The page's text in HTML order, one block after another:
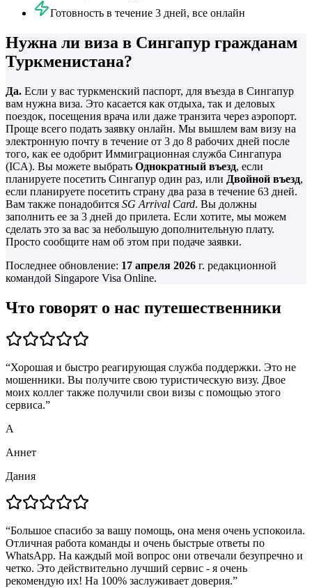
Готовность в течение 3 дней, все онлайн
Нужна ли виза в Сингапур гражданам
Туркменистана?
Да. Если у вас туркменский паспорт, для въезда в Сингапур
вам нужна виза. Это касается как отдыха, так и деловых
поездок, посещения врача или даже транзита через аэропорт.
Проще всего подать заявку онлайн. Мы вышлем вам визу на
электронную почту в течение от 3 до 8 рабочих дней после
того, как ее одобрит Иммиграционная служба Сингапура
(ICA). Вы можете выбрать Однократный въезд, если
планируете посетить Сингапур один раз, или Двойной въезд,
если планируете посетить страну два раза в течение 63 дней.
Вам также понадобится SG Arrival Card. Вы должны
заполнить ее за 3 дней до прилета. Если хотите, мы можем
сделать это за вас за небольшую дополнительную плату.
Просто сообщите нам об этом при подаче заявки.
Последнее обновление: 17 апреля 2026 г. редакционной
командой Singapore Visa Online.
Что говорят о нас путешественники
“Хорошая и быстро реагирующая служба поддержки. Это не
мошенники. Вы получите свою туристическую визу. Двое
моих коллег также получили свои визы с помощью этого
сервиса.”
А
Аннет
Дания
“Большое спасибо за вашу помощь, она меня очень успокоила.
Отличная работа команды и очень быстрые ответы по
WhatsApp. На каждый мой вопрос они отвечали безупречно и
четко. Это действительно лучший сервис - я очень
рекомендую их! На 100% заслуживает доверия.”